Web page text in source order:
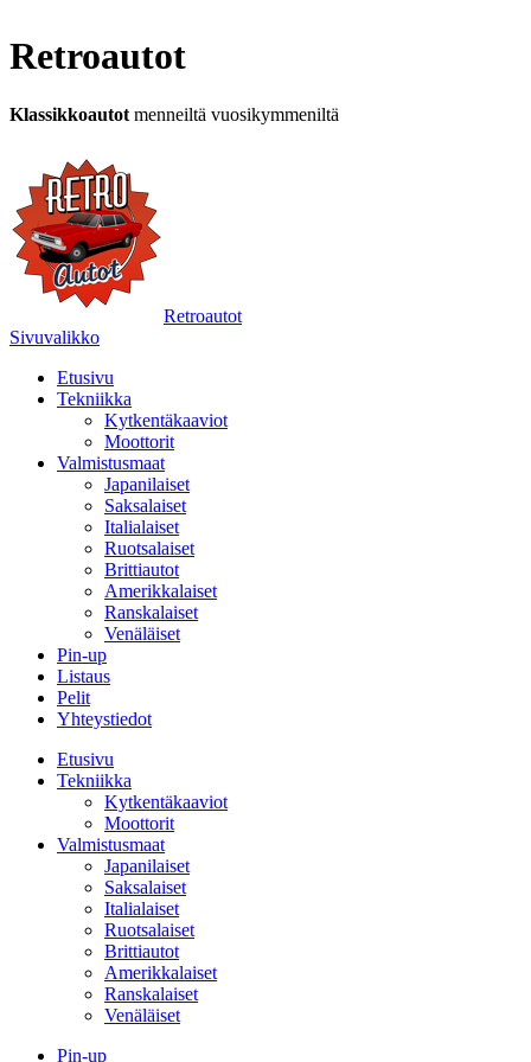
Retroautot
Klassikkoautot menneiltä vuosikymmeniltä
Retroautot
Sivuvalikko
Etusivu
Tekniikka
Kytkentäkaaviot
Moottorit
Valmistusmaat
Japanilaiset
Saksalaiset
Italialaiset
Ruotsalaiset
Brittiautot
Amerikkalaiset
Ranskalaiset
Venäläiset
Pin-up
Listaus
Pelit
Yhteystiedot
Etusivu
Tekniikka
Kytkentäkaaviot
Moottorit
Valmistusmaat
Japanilaiset
Saksalaiset
Italialaiset
Ruotsalaiset
Brittiautot
Amerikkalaiset
Ranskalaiset
Venäläiset
Pin-up